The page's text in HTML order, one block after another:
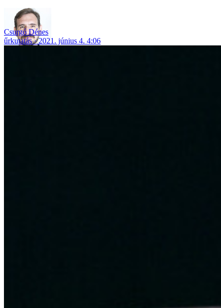
Csurgó Dénes
űrkutatás
2021. június 4. 4:06